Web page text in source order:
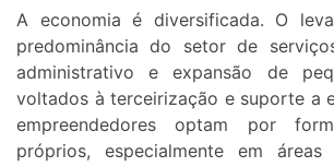
A economia é diversificada. O
predominância do setor de
administrativo e expansão de
voltados à terceirização e suporte a
empreendedores optam por
próprios, especialmente em áreas